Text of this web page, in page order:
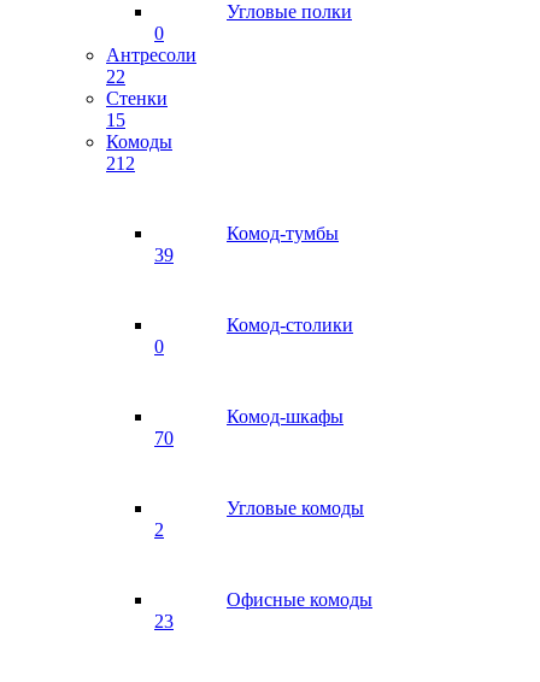
Угловые полки
0
Антресоли
22
Стенки
15
Комоды
212
Комод-тумбы
39
Комод-столики
0
Комод-шкафы
70
Угловые комоды
2
Офисные комоды
23